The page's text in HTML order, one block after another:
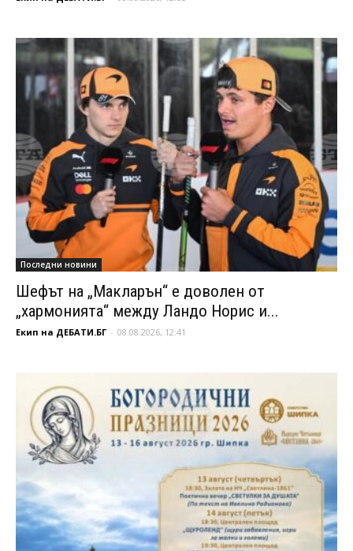
Последни новини
Шефът на „Макларън“ е доволен от
„хармонията“ между Ландо Норис и...
Екип на ДЕБАТИ.БГ - 08.08.2026, 12:41